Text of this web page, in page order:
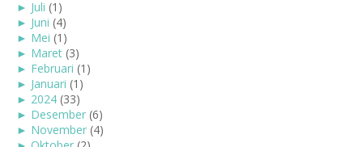
► Juli (1)
► Juni (4)
► Mei (1)
► Maret (3)
► Februari (1)
► Januari (1)
► 2024 (33)
► Desember (6)
► November (4)